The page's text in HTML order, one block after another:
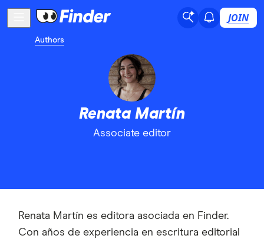
JOIN
Authors
Renata Martín
Associate editor
Renata Martín es editora asociada en Finder.
Con años de experiencia en escritura editorial